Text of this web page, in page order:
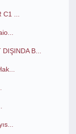
...
B...